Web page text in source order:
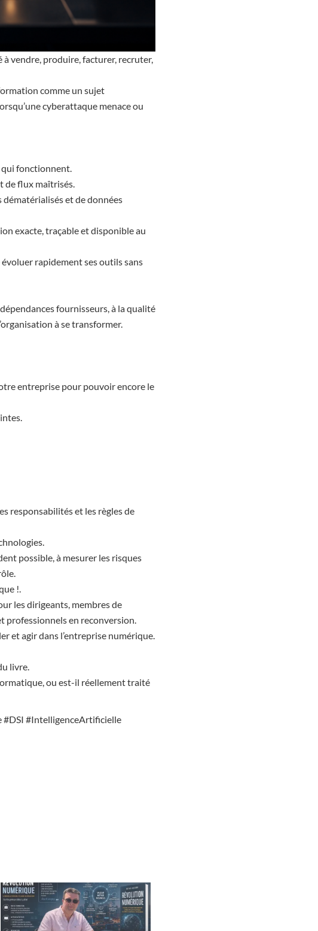
à vendre, produire, facturer, recruter,
comme un sujet
cyberattaque menace ou
qui fonctionnent.
de flux maîtrisés.
dématérialisés et de données
exacte, traçable et disponible au
rapidement ses outils sans
fournisseurs, à la qualité
à se transformer.
entreprise pour pouvoir encore le
responsabilités et les règles de
possible, à mesurer les risques
!.
les dirigeants, membres de
professionnels en reconversion.
et agir dans l’entreprise numérique.
livre.
ou est-il réellement traité
#DSI #IntelligenceArtificielle